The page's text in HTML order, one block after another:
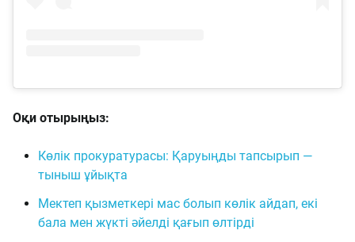
Оқи отырыңыз:
Көлік прокуратурасы: Қаруыңды тапсырып —
тыныш ұйықта
Мектеп қызметкері мас болып көлік айдап, екі
бала мен жүкті әйелді қағып өлтірді